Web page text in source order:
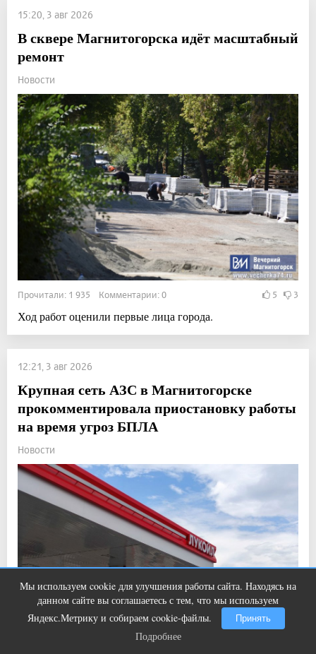
15:20, 3 авг 2026
В сквере Магнитогорска идёт масштабный
ремонт
Новости
Прочитали: 1 935 Комментарии: 0 5 3
Ход работ оценили первые лица города.
12:21, 3 авг 2026
Крупная сеть АЗС в Магнитогорске
прокомментировала приостановку работы
на время угроз БПЛА
Новости
Мы используем cookie для улучшения работы сайта. Находясь на
данном сайте вы соглашаетесь с тем, что мы используем
Яндекс.Метрику и собираем cookie-файлы.
Принять
Подробнее
Этот танец невесты оставит вас без
слов! Пересмотрела 10 раз
Подробнее